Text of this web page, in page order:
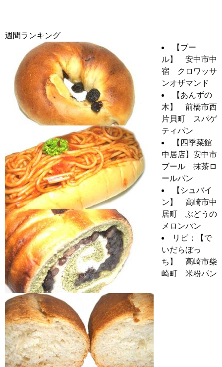
週間ランキング
【ブー
ル】 安中市中
宿 クロワッサ
ンオザマンド
【あんずの
木】 前橋市西
片貝町 スパゲ
ティパン
【四季菜館
中居店】安中市
ブール 抹茶ロ
ールパン
【シュバイ
ン】 高崎市中
居町 ぶどうの
メロンパン
リピ；【で
いだらぼっ
ち】 高崎市柴
崎町 米粉パン